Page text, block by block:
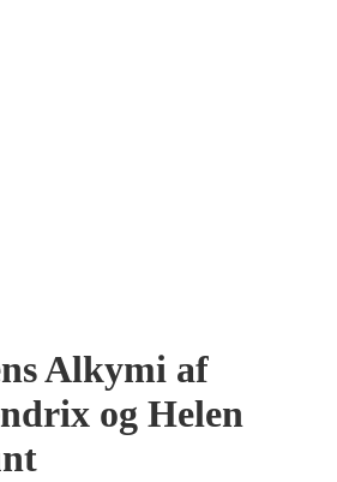
Alkymi af
og Helen